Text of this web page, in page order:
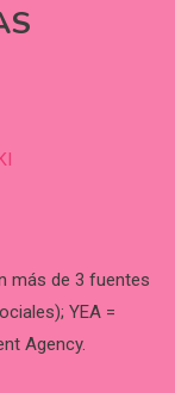
más de 3 fuentes
YEA =
Agency.